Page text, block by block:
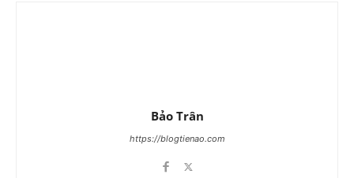
Bảo Trân
https://blogtienao.com